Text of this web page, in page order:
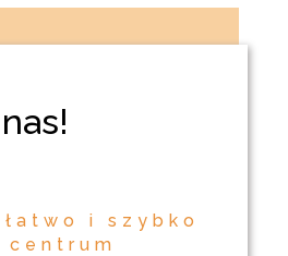
i szybko